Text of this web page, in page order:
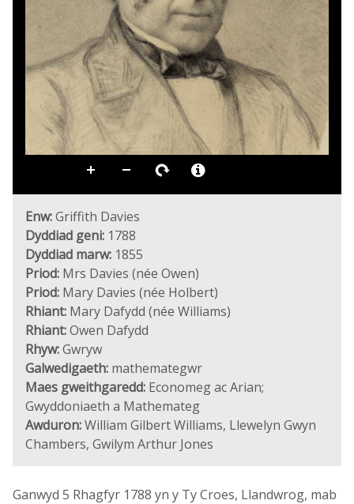
Enw:Griffith Davies
Dyddiad geni: 1788
Dyddiad marw: 1855
Priod: Mrs Davies (née Owen)
Priod: Mary Davies (née Holbert)
Rhiant: Mary Dafydd (née Williams)
Rhiant:Owen Dafydd
Rhyw:Gwryw
Galwedigaeth: mathemategwr
Maes gweithgaredd: Economeg ac Arian;
Gwyddoniaeth a Mathemateg
Awduron:William Gilbert Williams, Llewelyn Gwyn
Chambers, Gwilym Arthur Jones
Ganwyd 5 Rhagfyr 1788 yn y Ty Croes, Llandwrog, mab